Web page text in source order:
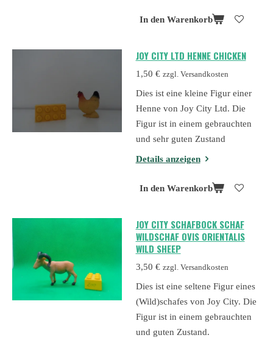
In den Warenkorb
JOY CITY LTD HENNE CHICKEN
1,50 € zzgl. Versandkosten
Dies ist eine kleine Figur einer
Henne von Joy City Ltd. Die
Figur ist in einem gebrauchten
und sehr guten Zustand
Details anzeigen
In den Warenkorb
JOY CITY SCHAFBOCK SCHAF
WILDSCHAF OVIS ORIENTALIS
WILD SHEEP
3,50 € zzgl. Versandkosten
Dies ist eine seltene Figur eines
(Wild)schafes von Joy City. Die
Figur ist in einem gebrauchten
und guten Zustand.